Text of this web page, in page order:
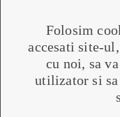
Folosim
accesati site-
cu noi, sa
utilizator si